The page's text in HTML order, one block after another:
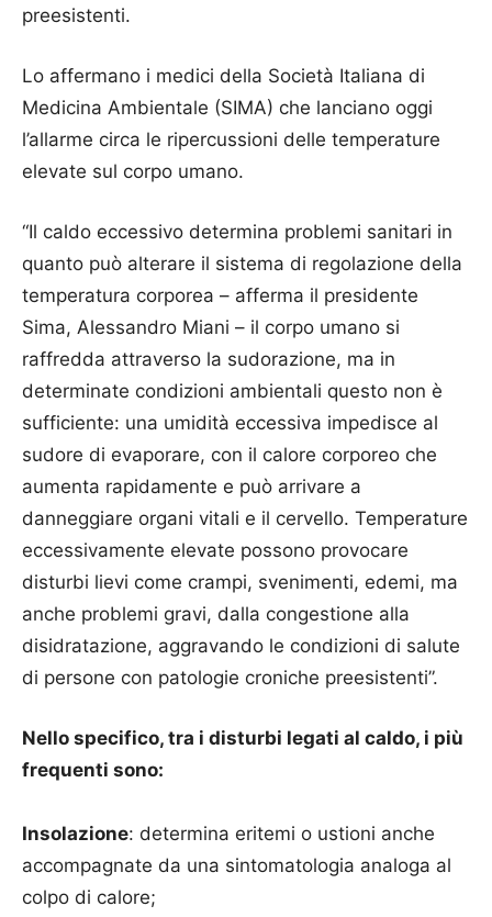
preesistenti.
Lo affermano i medici della Società Italiana di
Medicina Ambientale (SIMA) che lanciano oggi
l’allarme circa le ripercussioni delle temperature
elevate sul corpo umano.
“Il caldo eccessivo determina problemi sanitari in
quanto può alterare il sistema di regolazione della
temperatura corporea – afferma il presidente
Sima, Alessandro Miani – il corpo umano si
raffredda attraverso la sudorazione, ma in
determinate condizioni ambientali questo non è
sufficiente: una umidità eccessiva impedisce al
sudore di evaporare, con il calore corporeo che
aumenta rapidamente e può arrivare a
danneggiare organi vitali e il cervello. Temperature
eccessivamente elevate possono provocare
disturbi lievi come crampi, svenimenti, edemi, ma
anche problemi gravi, dalla congestione alla
disidratazione, aggravando le condizioni di salute
di persone con patologie croniche preesistenti”.
Nello specifico, tra i disturbi legati al caldo, i più
frequenti sono:
Insolazione: determina eritemi o ustioni anche
accompagnate da una sintomatologia analoga al
colpo di calore;